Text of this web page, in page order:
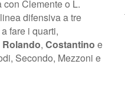
Clemente o L.
difensiva a tre
a fare i quarti,
Rolando, Costantino e
Secondo, Mezzoni e